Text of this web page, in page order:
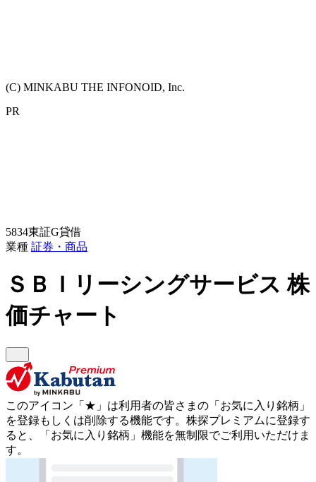
(C) MINKABU THE INFONOID, Inc.
PR
5834東証G貸借
業種 証券・商品
ＳＢＩリーシングサービス株
価チャート
このアイコン 「★」 は利用者の皆さまの 「お気に入り銘柄」
を登録もしくは削除する機能です。 株探プレミアムに登録す
ると、「お気に入り銘柄」機能を無制限でご利用いただけま
す。